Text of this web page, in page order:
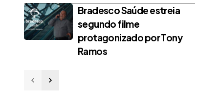
Bradesco Saúde estreia
segundo filme
protagonizado por Tony
Ramos